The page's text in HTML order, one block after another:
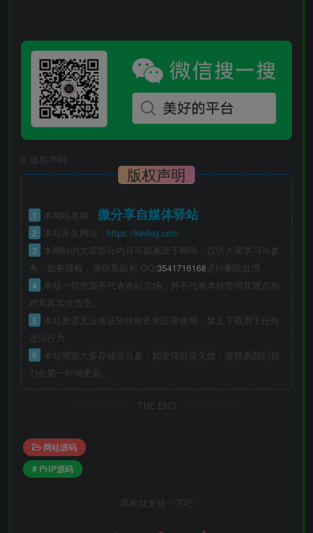
版权声明
版权声明
1 本网站名称： 微分享自媒体驿站
2 本站永久网址： https://ksvlog.com
3
本网站的文章部分内容可能来源于网络，仅供大家学习与参
考，如有侵权，请联系站长 QQ:3541716168进行删除处理。
4
本站一切资源不代表本站立场，并不代表本站赞同其观点和
对其真实性负责。
5
本站资源无法保证软件能长期正常使用，禁止下载用于任何
违法行为
6
本站资源大多存储在云盘，如发现链接失效，请联系我们我
们会第一时间更新。
THE END
网站源码
# PHP源码
喜欢就支持一下吧